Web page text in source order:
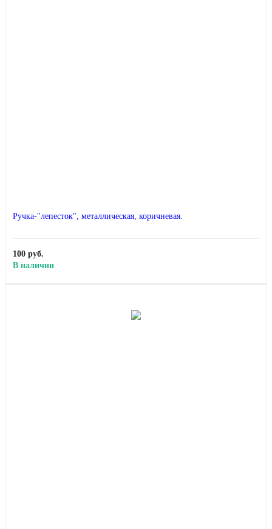
Ручка-"лепесток", металлическая, коричневая.
100 руб.
В наличии